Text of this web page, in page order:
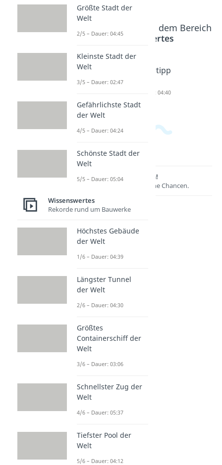
Beliebte Inhalte aus dem Bereich
Wissenswertes
Waldbad
en
ng
Spartipp
Dauer: 04:40
Lernen lohnt sich!
Entdecke hier deine Chancen.
Wissenswertes
Life Hacks
Life Hacks
Dauer: 03:00
Dauer: 04:45
Dauer: 02:40
Phishing
Minimalismus
Waldbaden
Dauer: 03:06
Journaling
Größte Stadt der
Welt
2/5 – Dauer: 04:45
Kleinste Stadt der
Welt
3/5 – Dauer: 02:47
Gefährlichste Stadt
der Welt
4/5 – Dauer: 04:24
Schönste Stadt der
Welt
5/5 – Dauer: 05:04
Wissenswertes
Rekorde rund um Bauwerke
Höchstes Gebäude
der Welt
1/6 – Dauer: 04:39
Längster Tunnel
der Welt
2/6 – Dauer: 04:30
Größtes
Containerschiff der
Welt
3/6 – Dauer: 03:06
Schnellster Zug der
Welt
4/6 – Dauer: 05:37
Tiefster Pool der
Welt
5/6 – Dauer: 04:12